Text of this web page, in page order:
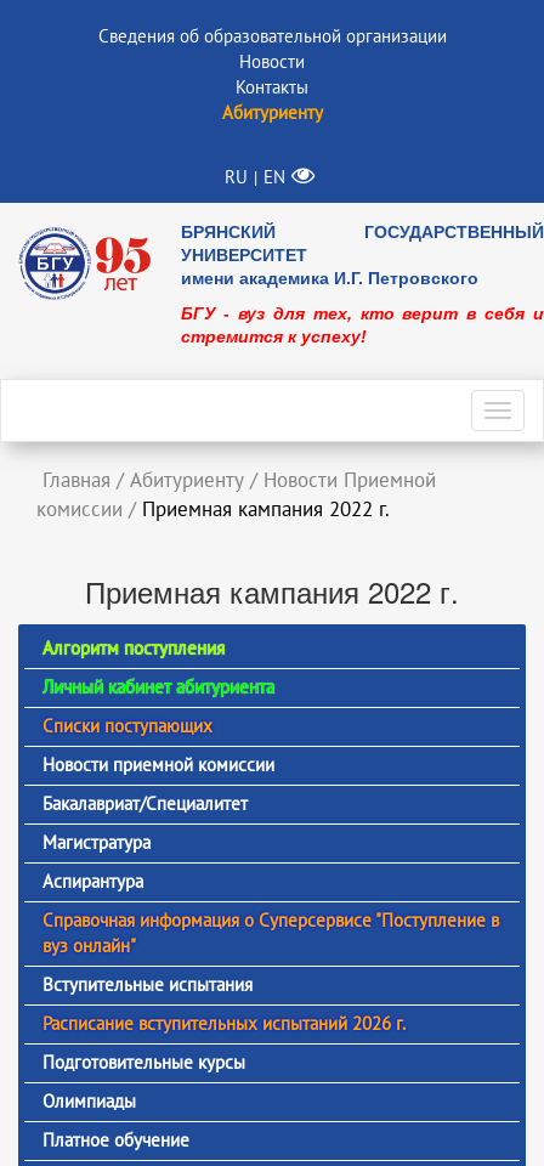
Сведения об образовательной организации
Новости
Контакты
Абитуриенту
RU | EN
БРЯНСКИЙ ГОСУДАРСТВЕННЫЙ
УНИВЕРСИТЕТ
имени академика И.Г. Петровского
БГУ - вуз для тех, кто верит в себя и
стремится к успеху!
Главная / Абитуриенту / Новости Приемной
комиссии / Приемная кампания 2022 г.
Приемная кампания 2022 г.
Алгоритм поступления
Личный кабинет абитуриента
Списки поступающих
Новости приемной комиссии
Бакалавриат/Специалитет
Магистратура
Аспирантура
Справочная информация о Суперсервисе "Поступление в
вуз онлайн"
Вступительные испытания
Расписание вступительных испытаний 2026 г.
Подготовительные курсы
Олимпиады
Платное обучение